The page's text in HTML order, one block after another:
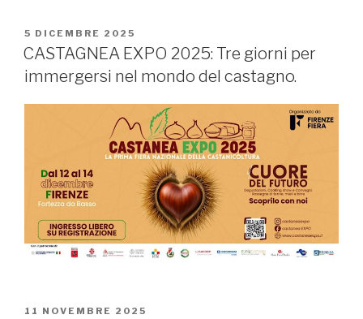
PUBBLICATO
IL
5 DICEMBRE 2025
CASTAGNEA EXPO 2025: Tre giorni per
immergersi nel mondo del castagno.
PUBBLICATO
11 NOVEMBRE 2025